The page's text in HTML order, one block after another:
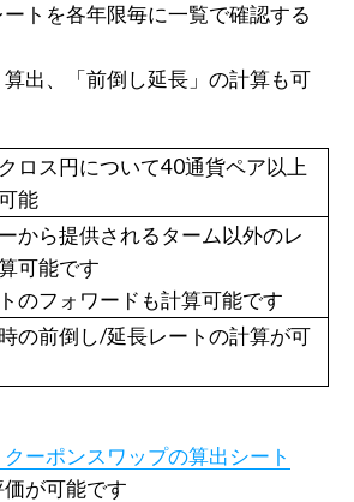
トを各年限毎に一覧で確認する
出、「前倒し延長」の計算も可
ロス円について40通貨ペア以上
能
から提供されるターム以外のレ
可能です
のフォワードも計算可能です
の前倒し/延長レートの計算が可
ーポンスワップの算出シート
が可能です